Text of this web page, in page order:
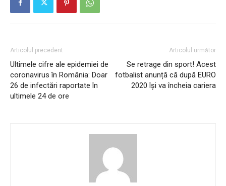
Articolul precedent
Ultimele cifre ale epidemiei de
coronavirus în România: Doar
26 de infectări raportate în
ultimele 24 de ore
Articolul următor
Se retrage din sport! Acest
fotbalist anunță că după EURO
2020 își va încheia cariera